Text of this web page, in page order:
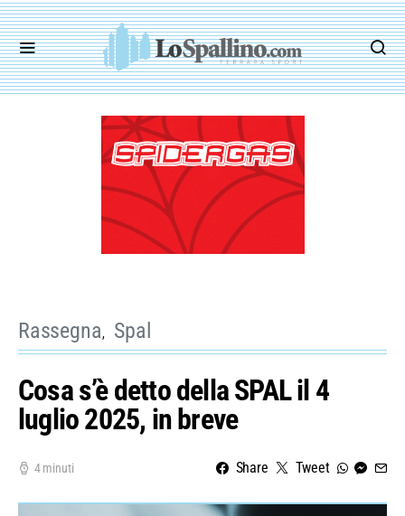
Rassegna Spal
Cosa s’è detto della SPAL il 4
luglio 2025, in breve
4 minuti Share Tweet